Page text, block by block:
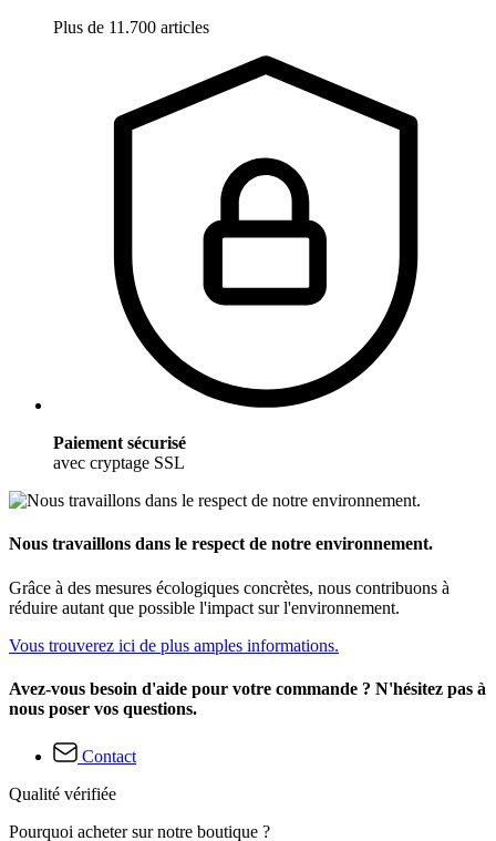
Plus de 11.700 articles
Paiement sécurisé
avec cryptage SSL
Nous travaillons dans le respect de notre environnement.
Grâce à des mesures écologiques concrètes, nous contribuons à
réduire autant que possible l'impact sur l'environnement.
Vous trouverez ici de plus amples informations.
Avez-vous besoin d'aide pour votre commande ? N'hésitez pas à
nous poser vos questions.
Contact
Qualité vérifiée
Pourquoi acheter sur notre boutique ?